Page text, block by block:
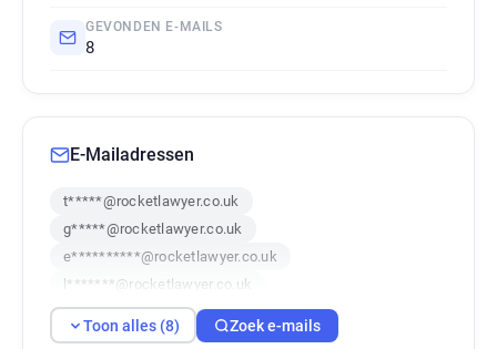
GEVONDEN E-MAILS
8
E-Mailadressen
t*****@rocketlawyer.co.uk
g*****@rocketlawyer.co.uk
e**********@rocketlawyer.co.uk
l*******@rocketlawyer.co.uk
w**********@rocketlawyer.co.uk
p*********@rocketlawyer.co.uk
Toon alles (8) Zoek e-mails